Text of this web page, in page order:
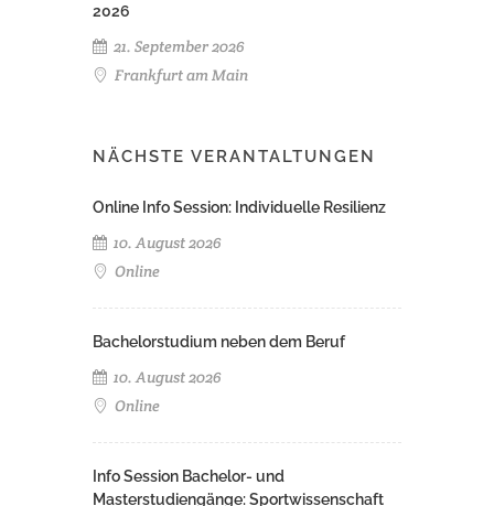
2026
21. September 2026
Frankfurt am Main
NÄCHSTE VERANTALTUNGEN
Online Info Session: Individuelle Resilienz
10. August 2026
Online
Bachelorstudium neben dem Beruf
10. August 2026
Online
Info Session Bachelor- und
Masterstudiengänge: Sportwissenschaft